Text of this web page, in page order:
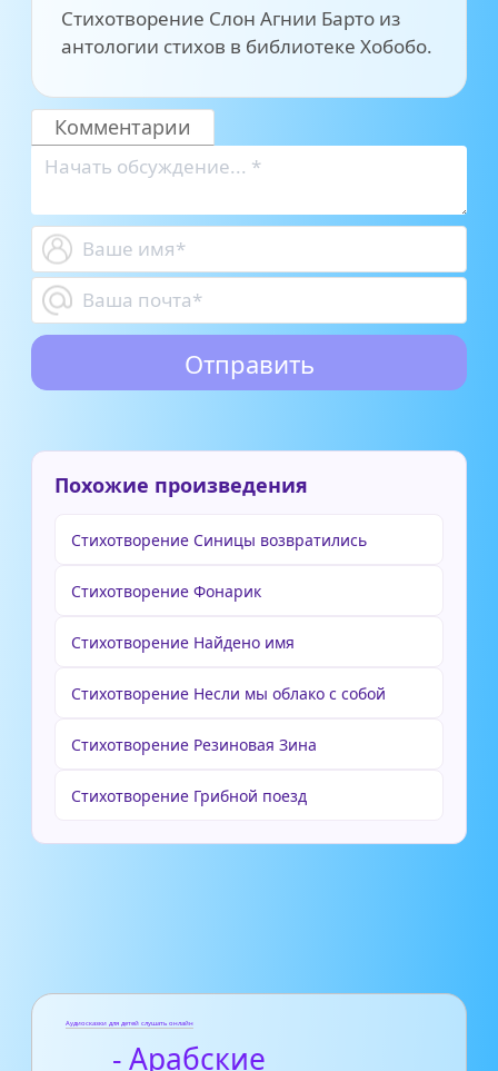
Стихотворение Слон Агнии Барто из
антологии стихов в библиотеке Хобобо.
Комментарии
Похожие произведения
Стихотворение Синицы возвратились
Стихотворение Фонарик
Стихотворение Найдено имя
Стихотворение Несли мы облако с собой
Стихотворение Резиновая Зина
Стихотворение Грибной поезд
Аудиосказки для детей слушать онлайн
- Арабские